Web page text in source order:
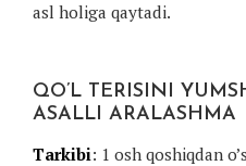
asl holiga qaytadi.
QO’L TERISINI
ASALLI ARALASHMA
Tarkibi: 1 osh qoshiqdan